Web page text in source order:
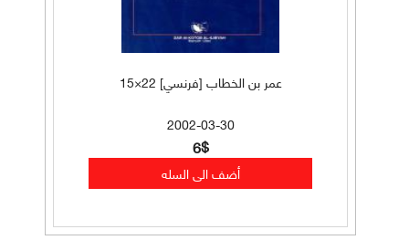
عمر بن الخطاب [فرنسي] 22×15
2002-03-30
6$